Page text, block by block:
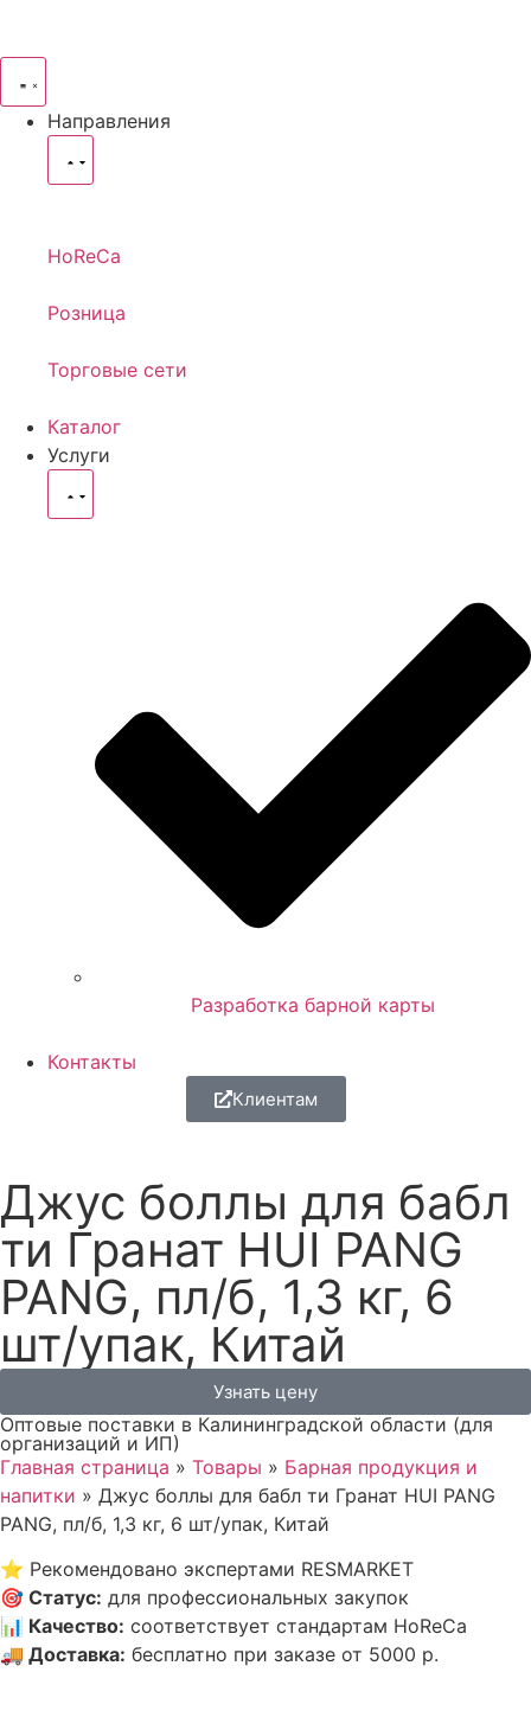
Направления
HoReCa
Розница
Торговые сети
Каталог
Услуги
Разработка барной карты
Контакты
Клиентам
Джус боллы для бабл
ти Гранат HUI PANG
PANG, пл/б, 1,3 кг, 6
шт/упак, Китай
Узнать цену
Оптовые поставки в Калининградской области (для
организаций и ИП)
Главная страница » Товары » Барная продукция и
напитки » Джус боллы для бабл ти Гранат HUI PANG
PANG, пл/б, 1,3 кг, 6 шт/упак, Китай
⭐ Рекомендовано экспертами RESMARKET
🎯 Статус: для профессиональных закупок
📊 Качество: соответствует стандартам HoReCa
🚚 Доставка: бесплатно при заказе от 5000 р.